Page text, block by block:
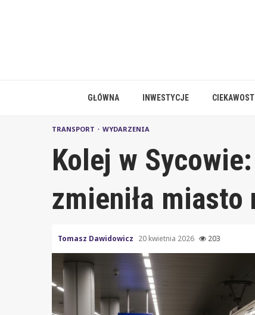
GŁÓWNA INWESTYCJE
TRANSPORT WYDARZENIA
Kolej w
zmieniła miasto
Tomasz Dawidowicz 20 kwietnia 2026 203